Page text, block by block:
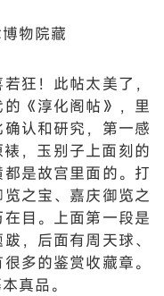
物院藏
狂！此帖太美了，
《淳化阁帖》，里
认和研究，第一感
，玉别子上面刻的
是故宫里面的。打
之宝、嘉庆御览之
目。上面第一段是
，后面有周天球、
多的鉴赏收藏章。
真品。